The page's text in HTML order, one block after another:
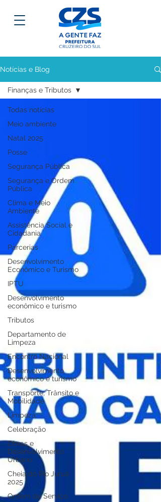
Notícias e Blog
Todas notícias
Meio ambiente
Natal 2025
Posse
Segurança Pública
Segurança e Ordem
Pública
Clima e Meio
Ambiente
Assistência Social e
Cidadania
Parcerias
Desenvolvimento
Econômico e Turismo
IPTU
Desenvolvimento
econômico e turismo
Tributos
Departamento de
Limpeza
Encontro Nacional
Desenvolvimento
econômico e turismo
Transporte, Trânsito e
Mobilidade
Limpeza
Celebração
Obras e
Desenvolvimento
Urbano
Cheia do Rio Juruá
2025
Ordem de Serviço
Finanças e Tributos